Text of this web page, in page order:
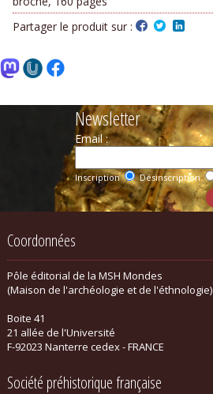
Partager le produit sur :
Newsletter
Email :
Inscription Désinscription
Coordonnées
Pôle éditorial de la MSH Mondes
(Maison de l'archéologie et de l'éthnologie)
Boite 41
21 allée de l'Université
F-92023 Nanterre cedex - FRANCE
Société préhistorique française